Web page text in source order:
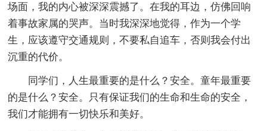
场面，我的内心被深深震撼了。在我的耳边，仿佛回响
着事故家属的哭声。当时我深深地觉得，作为一个学
生，应该遵守交通规则，不要私自追车，否则我会付出
沉重的代价。
同学们，人生最重要的是什么？安全。童年最重要
的是什么？安全。只有保证我们的生命和生命的安全，
我们才能拥有一切快乐和美好。